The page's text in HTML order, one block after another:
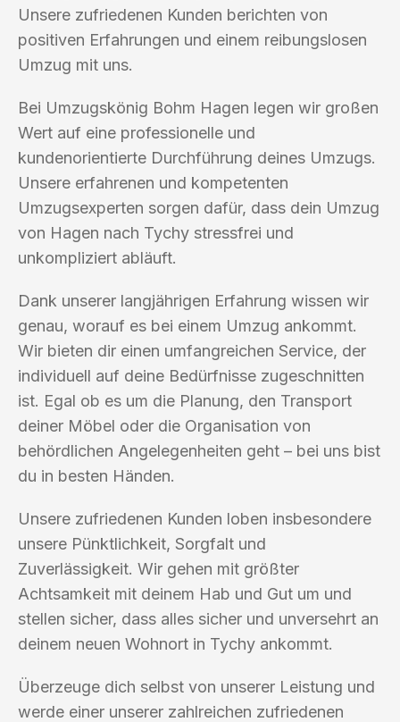
Unsere zufriedenen Kunden berichten von
positiven Erfahrungen und einem reibungslosen
Umzug mit uns.
Bei Umzugskönig Bohm Hagen legen wir großen
Wert auf eine professionelle und
kundenorientierte Durchführung deines Umzugs.
Unsere erfahrenen und kompetenten
Umzugsexperten sorgen dafür, dass dein Umzug
von Hagen nach Tychy stressfrei und
unkompliziert abläuft.
Dank unserer langjährigen Erfahrung wissen wir
genau, worauf es bei einem Umzug ankommt.
Wir bieten dir einen umfangreichen Service, der
individuell auf deine Bedürfnisse zugeschnitten
ist. Egal ob es um die Planung, den Transport
deiner Möbel oder die Organisation von
behördlichen Angelegenheiten geht – bei uns bist
du in besten Händen.
Unsere zufriedenen Kunden loben insbesondere
unsere Pünktlichkeit, Sorgfalt und
Zuverlässigkeit. Wir gehen mit größter
Achtsamkeit mit deinem Hab und Gut um und
stellen sicher, dass alles sicher und unversehrt an
deinem neuen Wohnort in Tychy ankommt.
Überzeuge dich selbst von unserer Leistung und
werde einer unserer zahlreichen zufriedenen